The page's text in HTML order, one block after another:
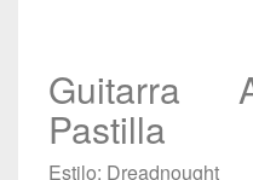
Guitarra
Pastilla
Estilo: Dreadnought